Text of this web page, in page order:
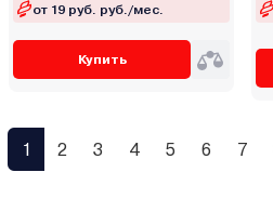
от 19 руб. руб./мес.
Купить
1 2 3 4 5 6 7